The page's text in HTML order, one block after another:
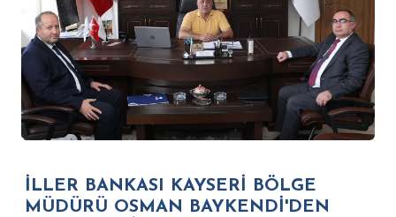
İLLER BANKASI KAYSERİ BÖLGE
MÜDÜRÜ OSMAN BAYKENDİ'DEN